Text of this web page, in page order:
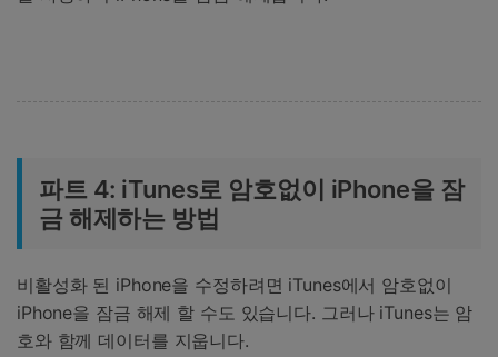
파트 4: iTunes로 암호없이 iPhone을 잠
금 해제하는 방법
비활성화 된 iPhone을 수정하려면 iTunes에서 암호없이
iPhone을 잠금 해제 할 수도 있습니다. 그러나 iTunes는 암
호와 함께 데이터를 지웁니다.